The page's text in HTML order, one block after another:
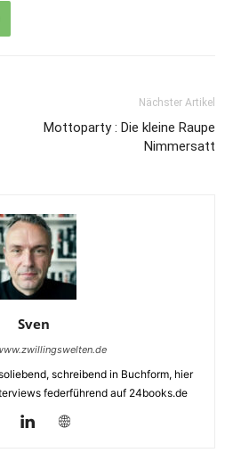
Nächster Artikel
Mottoparty : Die kleine Raupe
Nimmersatt
Sven
schreibend in Buchform, hier
federführend auf 24books.de